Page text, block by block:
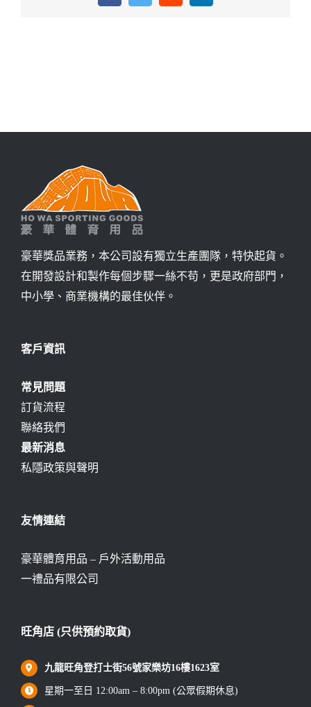
豪華獎品業務，本公司設有獨立生產團隊，特快起貨。
在開發設計和製作每個步驟一絲不苟，更是政府部門，
中小學、商業機構的最佳伙伴。
客戶資訊
常見問題
訂貨流程
聯絡我們
最新消息
私隱政策與聲明
友情連結
豪華體育用品 – 戶外活動用品
一禮品有限公司
旺角店 (只供預約取貨)
九龍旺角登打士街56號家樂坊16樓1623室
星期一至日 12:00am – 8:00pm (公眾假期休息)